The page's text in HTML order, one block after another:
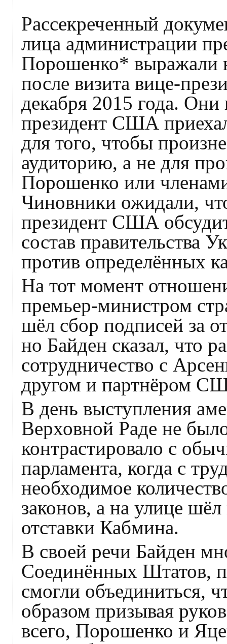
Рассекреченный
лица администрации
Порошенко* выражали
после визита вице-
декабря 2015 года.
президент США
для того, чтобы
аудиторию, а не для
Порошенко или
Чиновники ожидали,
президент США
состав правительства
против определённых
На тот момент
премьер-министром
шёл сбор подписей за
но Байден сказал, что
сотрудничество с
другом и партнёром
В день выступления
Верховной Раде не
контрастировало с
парламента, когда с
необходимое
законов, а на улице
отставки Кабмина.
В своей речи Байден
Соединённых Штатов,
смогли объединиться,
образом призывая
всего, Порошенко и